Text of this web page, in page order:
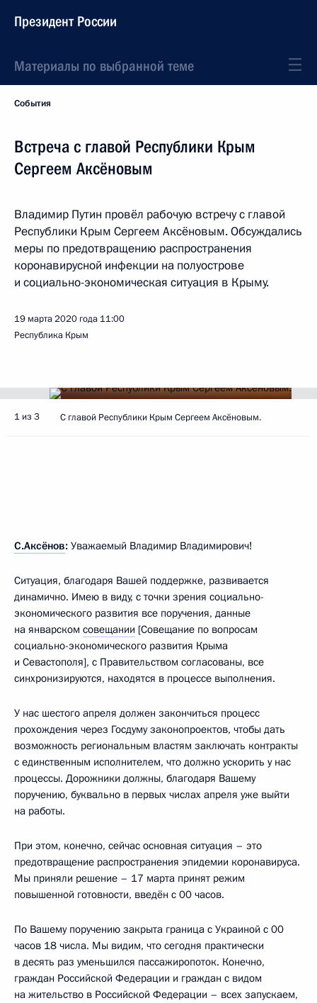
Президент России
Материалы по выбранной теме
События
Встреча с главой Республики Крым
Сергеем Аксёновым
Владимир Путин провёл рабочую встречу с главой
Республики Крым Сергеем Аксёновым. Обсуждались
меры по предотвращению распространения
коронавирусной инфекции на полуострове
и социально-экономическая ситуация в Крыму.
19 марта 2020 года 11:00
Республика Крым
1 из 3 С главой Республики Крым Сергеем Аксёновым.
С.Аксёнов: Уважаемый Владимир Владимирович!
Ситуация, благодаря Вашей поддержке, развивается
динамично. Имею в виду, с точки зрения социально-
экономического развития все поручения, данные
на январском совещании [Совещание по вопросам
социально-экономического развития Крыма
и Севастополя], с Правительством согласованы, все
синхронизируются, находятся в процессе выполнения.
У нас шестого апреля должен закончиться процесс
прохождения через Госдуму законопроектов, чтобы дать
возможность региональным властям заключать контракты
с единственным исполнителем, что должно ускорить у нас
процессы. Дорожники должны, благодаря Вашему
поручению, буквально в первых числах апреля уже выйти
на работы.
При этом, конечно, сейчас основная ситуация – это
предотвращение распространения эпидемии коронавируса.
Мы приняли решение – 17 марта принят режим
повышенной готовности, введён с 00 часов.
По Вашему поручению закрыта граница с Украиной с 00
часов 18 числа. Мы видим, что сегодня практически
в десять раз уменьшился пассажиропоток. Конечно,
граждан Российской Федерации и граждан с видом
на жительство в Российской Федерации – всех запускаем,